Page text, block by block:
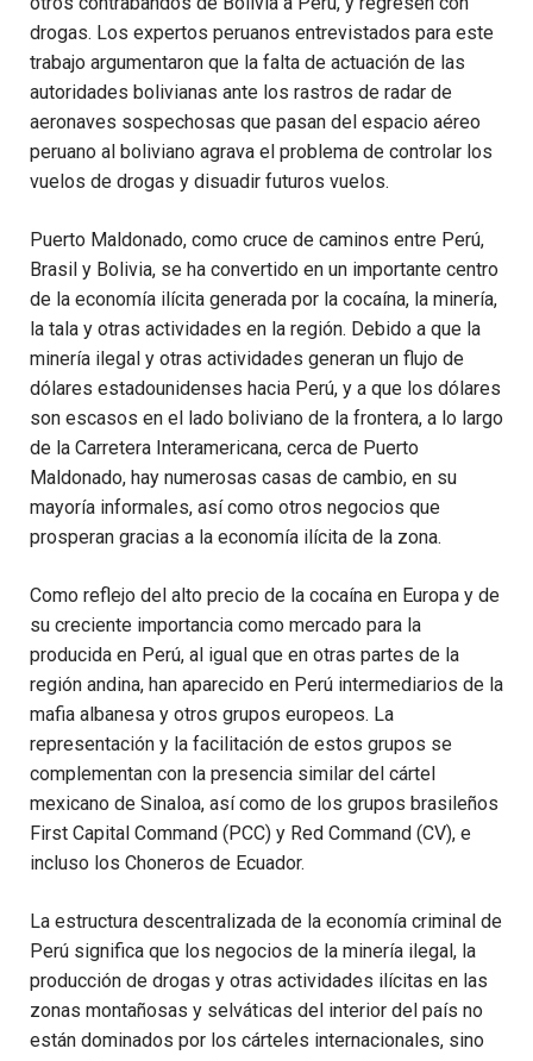
drogas. Los expertos peruanos entrevistados para este
trabajo argumentaron que la falta de actuación de las
autoridades bolivianas ante los rastros de radar de
aeronaves sospechosas que pasan del espacio aéreo
peruano al boliviano agrava el problema de controlar los
vuelos de drogas y disuadir futuros vuelos.
Puerto Maldonado, como cruce de caminos entre Perú,
Brasil y Bolivia, se ha convertido en un importante centro
de la economía ilícita generada por la cocaína, la minería,
la tala y otras actividades en la región. Debido a que la
minería ilegal y otras actividades generan un flujo de
dólares estadounidenses hacia Perú, y a que los dólares
son escasos en el lado boliviano de la frontera, a lo largo
de la Carretera Interamericana, cerca de Puerto
Maldonado, hay numerosas casas de cambio, en su
mayoría informales, así como otros negocios que
prosperan gracias a la economía ilícita de la zona.
Como reflejo del alto precio de la cocaína en Europa y de
su creciente importancia como mercado para la
producida en Perú, al igual que en otras partes de la
región andina, han aparecido en Perú intermediarios de la
mafia albanesa y otros grupos europeos. La
representación y la facilitación de estos grupos se
complementan con la presencia similar del cártel
mexicano de Sinaloa, así como de los grupos brasileños
First Capital Command (PCC) y Red Command (CV), e
incluso los Choneros de Ecuador.
La estructura descentralizada de la economía criminal de
Perú significa que los negocios de la minería ilegal, la
producción de drogas y otras actividades ilícitas en las
zonas montañosas y selváticas del interior del país no
están dominados por los cárteles internacionales, sino